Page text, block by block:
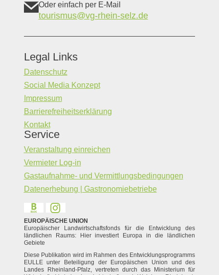
Oder einfach per E-Mail
tourismus@vg-rhein-selz.de
Legal Links
Datenschutz
Social Media Konzept
Impressum
Barrierefreiheitserklärung
Kontakt
Service
Veranstaltung einreichen
Vermieter Log-in
Gastaufnahme- und Vermittlungsbedingungen
Datenerhebung | Gastronomiebetriebe
EUROPÄISCHE UNION
Europäischer Landwirtschaftsfonds für die Entwicklung des
ländlichen Raums: Hier investiert Europa in die ländlichen
Gebiete
Diese Publikation wird im Rahmen des Entwicklungsprogramms
EULLE unter Beteiligung der Europäischen Union und des
Landes Rheinland-Pfalz, vertreten durch das Ministerium für